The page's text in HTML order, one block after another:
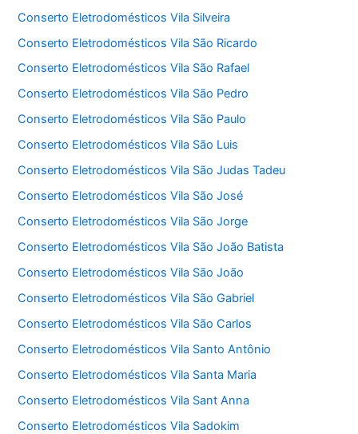
Conserto Eletrodomésticos Vila Silveira
Conserto Eletrodomésticos Vila São Ricardo
Conserto Eletrodomésticos Vila São Rafael
Conserto Eletrodomésticos Vila São Pedro
Conserto Eletrodomésticos Vila São Paulo
Conserto Eletrodomésticos Vila São Luis
Conserto Eletrodomésticos Vila São Judas Tadeu
Conserto Eletrodomésticos Vila São José
Conserto Eletrodomésticos Vila São Jorge
Conserto Eletrodomésticos Vila São João Batista
Conserto Eletrodomésticos Vila São João
Conserto Eletrodomésticos Vila São Gabriel
Conserto Eletrodomésticos Vila São Carlos
Conserto Eletrodomésticos Vila Santo Antônio
Conserto Eletrodomésticos Vila Santa Maria
Conserto Eletrodomésticos Vila Sant Anna
Conserto Eletrodomésticos Vila Sadokim